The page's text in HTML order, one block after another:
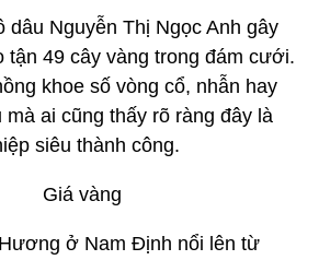
dâu Nguyễn Thị Ngọc Anh gây
tận 49 cây vàng trong đám cưới.
khoe số vòng cổ, nhẫn hay
ai cũng thấy rõ ràng đây là
siêu thành công.
ở Nam Định nổi lên từ